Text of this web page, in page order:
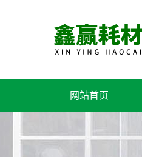
网站首页